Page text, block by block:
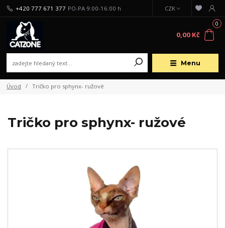
Menu
CZK
+420 777 671 377 PO-PA 9:00-16:00 h
0
0,00 Kč
Úvod Tričko pro sphynx- ružové
Tričko pro sphynx- ružové